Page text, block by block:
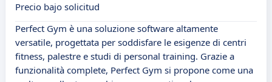
Precio bajo solicitud
Perfect Gym è una soluzione software altamente
versatile, progettata per soddisfare le esigenze di centri
fitness, palestre e studi di personal training. Grazie a
funzionalità complete, Perfect Gym si propone come una